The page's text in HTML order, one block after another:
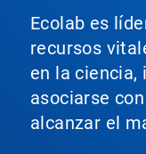
Ecolab es
recursos
en la ciencia,
asociarse
alcanzar el